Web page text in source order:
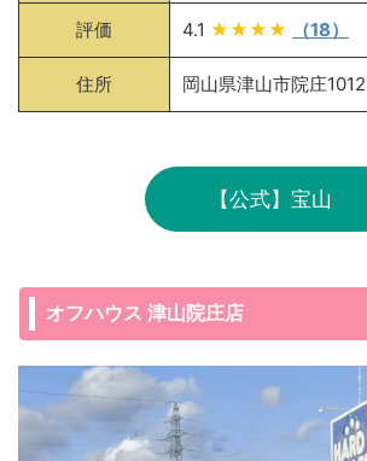
評価 4.1 ★★★★ （18）
住所 岡山県津山市院庄
【公式】宝山
オフハウス 津山院庄店